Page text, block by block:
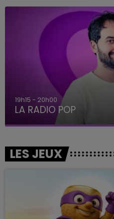
19h15 - 20h00
LA RADIO POP
LES JEUX